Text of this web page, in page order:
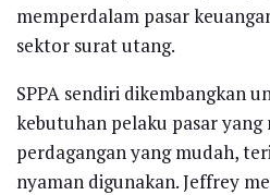
memperdalam pasar
sektor surat utang.
SPPA sendiri dikembangkan
kebutuhan pelaku pasar yang
perdagangan yang mudah,
nyaman digunakan. Jeffrey